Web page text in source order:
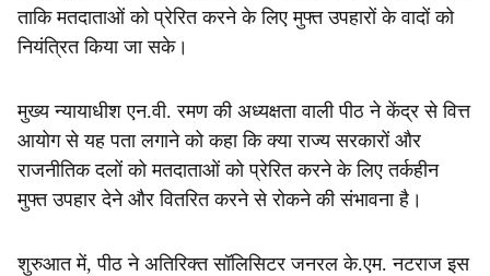
r
e
ताकि मतदाताओं को प्रेरित करने के लिए मुफ्त उपहारों के वादों को
नियंत्रित किया जा सके।
मुख्य न्यायाधीश एन.वी. रमण की अध्यक्षता वाली पीठ ने केंद्र से वित्त
आयोग से यह पता लगाने को कहा कि क्या राज्य सरकारों और
राजनीतिक दलों को मतदाताओं को प्रेरित करने के लिए तर्कहीन
मुफ्त उपहार देने और वितरित करने से रोकने की संभावना है।
शुरुआत में, पीठ ने अतिरिक्त सॉलिसिटर जनरल के.एम. नटराज इस